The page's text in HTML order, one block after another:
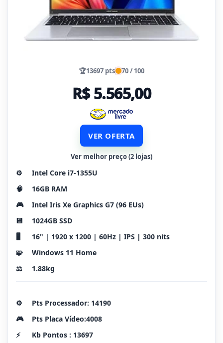
🏆13697 pts 70 / 100
R$ 5.565,00
VER OFERTA
Ver melhor preço (2 lojas)
⚙️
Intel Core i7-1355U
🧠
16GB RAM
🎮
Intel Iris Xe Graphics G7 (96 EUs)
💾
1024GB SSD
🖥️
16" | 1920 x 1200 | 60Hz | IPS | 300 nits
🧩
Windows 11 Home
⚖️
1.88kg
⚙️
Pts Processador: 14190
🎮
Pts Placa Vídeo:4008
⚡
Kb Pontos : 13697